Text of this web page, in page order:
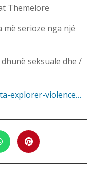
Themelore
më serioze nga një
seksuale dhe /
explorer-violence…